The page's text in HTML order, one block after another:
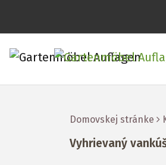
Domovskej stránke
Vyhrievaný